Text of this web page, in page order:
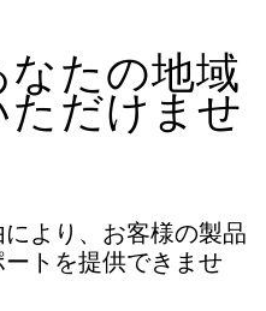
なたの地域
だけませ
より、お客様の製品
トを提供できませ